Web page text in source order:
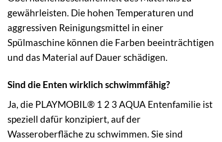
gewährleisten. Die hohen Temperaturen und
aggressiven Reinigungsmittel in einer
Spülmaschine können die Farben beeinträchtigen
und das Material auf Dauer schädigen.
Sind die Enten wirklich schwimmfähig?
Ja, die PLAYMOBIL® 1 2 3 AQUA Entenfamilie ist
speziell dafür konzipiert, auf der
Wasseroberfläche zu schwimmen. Sie sind